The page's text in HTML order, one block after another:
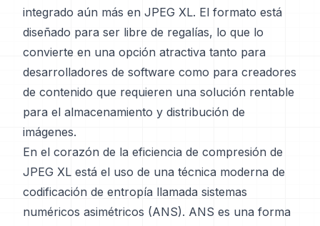
integrado aún más en JPEG XL. El formato está
diseñado para ser libre de regalías, lo que lo
convierte en una opción atractiva tanto para
desarrolladores de software como para creadores
de contenido que requieren una solución rentable
para el almacenamiento y distribución de
imágenes.
En el corazón de la eficiencia de compresión de
JPEG XL está el uso de una técnica moderna de
codificación de entropía llamada sistemas
numéricos asimétricos (ANS). ANS es una forma